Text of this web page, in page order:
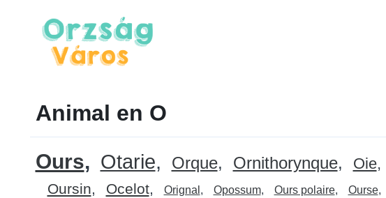
Animal en O
Ours Otarie Orque Ornithorynque Oie
Oursin
Ocelot Orignal Opossum Ours polaire Ourse